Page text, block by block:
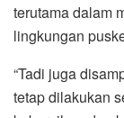
terutama dalam
lingkungan
“Tadi juga
tetap dilakukan